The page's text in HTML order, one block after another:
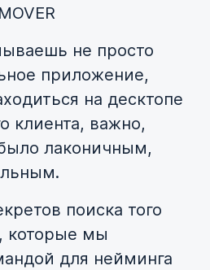
не просто
приложение,
на десктопе
клиента, важно,
лаконичным,
поиска того
которые мы
для нейминга